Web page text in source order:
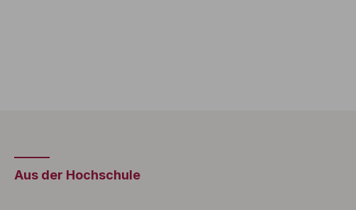
Aus der Hochschule